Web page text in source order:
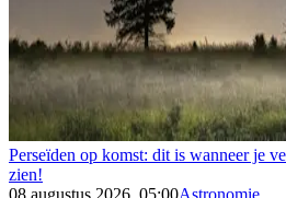
Perseïden op komst: dit is wanneer je
zien!